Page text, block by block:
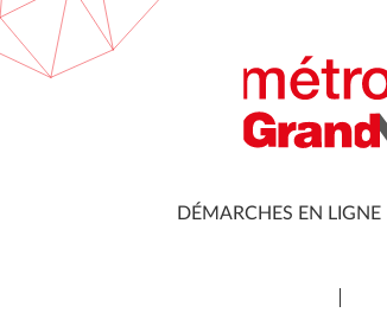
DÉMARCHES EN LIGNE